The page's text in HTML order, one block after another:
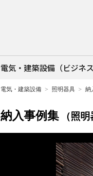
電気・建築設備（ビジネス
電気・建築設備 照明器具 納
納入事例集 （照明